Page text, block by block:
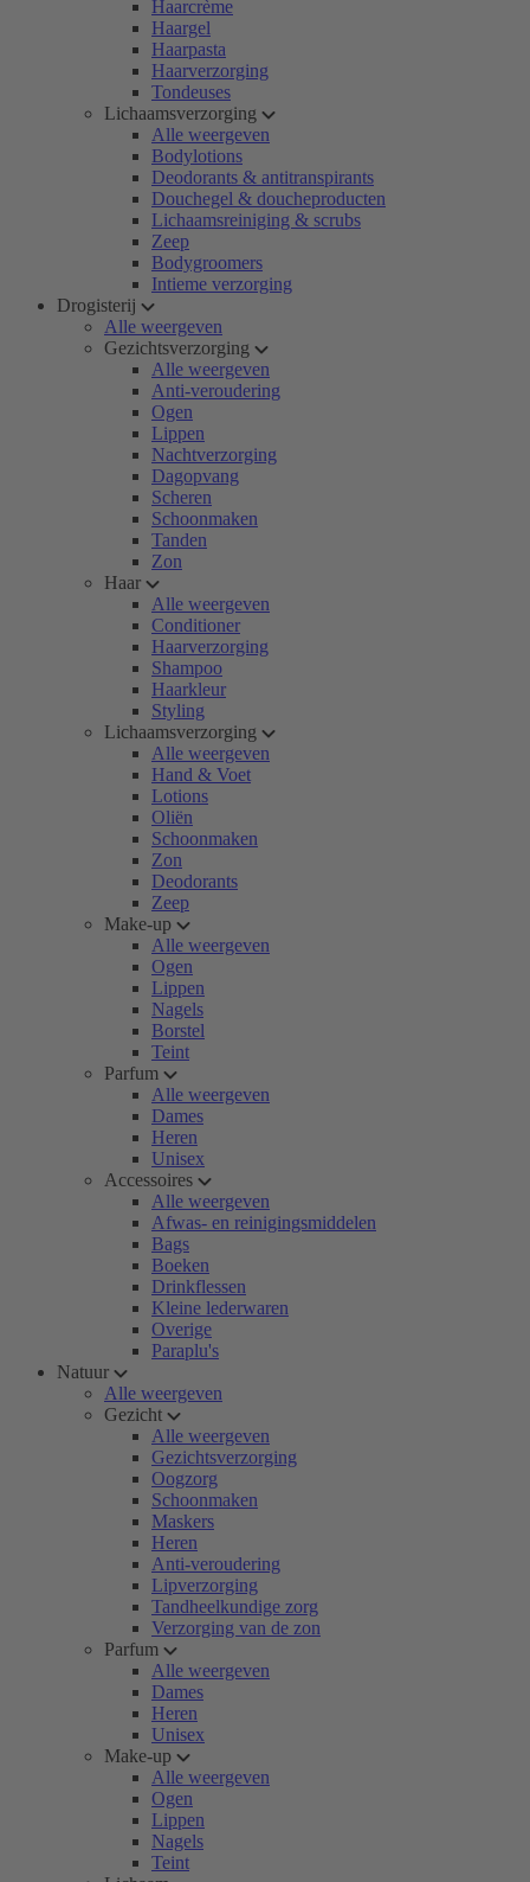
Haarcrème
Haargel
Haarpasta
Haarverzorging
Tondeuses
Lichaamsverzorging
Alle weergeven
Bodylotions
Deodorants & antitranspirants
Douchegel & doucheproducten
Lichaamsreiniging & scrubs
Zeep
Bodygroomers
Intieme verzorging
Drogisterij
Alle weergeven
Gezichtsverzorging
Alle weergeven
Anti-veroudering
Ogen
Lippen
Nachtverzorging
Dagopvang
Scheren
Schoonmaken
Tanden
Zon
Haar
Alle weergeven
Conditioner
Haarverzorging
Shampoo
Haarkleur
Styling
Lichaamsverzorging
Alle weergeven
Hand & Voet
Lotions
Oliën
Schoonmaken
Zon
Deodorants
Zeep
Make-up
Alle weergeven
Ogen
Lippen
Nagels
Borstel
Teint
Parfum
Alle weergeven
Dames
Heren
Unisex
Accessoires
Alle weergeven
Afwas- en reinigingsmiddelen
Bags
Boeken
Drinkflessen
Kleine lederwaren
Overige
Paraplu's
Natuur
Alle weergeven
Gezicht
Alle weergeven
Gezichtsverzorging
Oogzorg
Schoonmaken
Maskers
Heren
Anti-veroudering
Lipverzorging
Tandheelkundige zorg
Verzorging van de zon
Parfum
Alle weergeven
Dames
Heren
Unisex
Make-up
Alle weergeven
Ogen
Lippen
Nagels
Teint